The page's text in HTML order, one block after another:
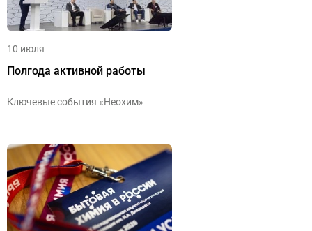
10 июля
Полгода активной работы
Ключевые события «Неохим»